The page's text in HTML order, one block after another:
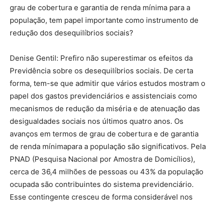
grau de cobertura e garantia de renda mínima para a
população, tem papel importante como instrumento de
redução dos desequilíbrios sociais?
Denise Gentil: Prefiro não superestimar os efeitos da
Previdência sobre os desequilíbrios sociais. De certa
forma, tem-se que admitir que vários estudos mostram o
papel dos gastos previdenciários e assistenciais como
mecanismos de redução da miséria e de atenuação das
desigualdades sociais nos últimos quatro anos. Os
avanços em termos de grau de cobertura e de garantia
de renda mínimapara a população são significativos. Pela
PNAD (Pesquisa Nacional por Amostra de Domicílios),
cerca de 36,4 milhões de pessoas ou 43% da população
ocupada são contribuintes do sistema previdenciário.
Esse contingente cresceu de forma considerável nos